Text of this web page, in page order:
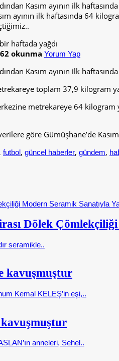
Kasım ayının ilk
ayının ilk haftasında 64
okunma Yorum Yap
Kasım ayının ilk
toplam 37,9 kilogram
metrekareye 64 kilogram
göre Gümüşhane’de
, futbol, güncel haberler, gündem,
Dölek
seramikle..
kavuşmuştur
Kemal KELEŞ’in eşi,..
anneleri, Sehel..